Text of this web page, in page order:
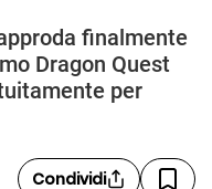
finalmente
Dragon Quest
per
Condividi